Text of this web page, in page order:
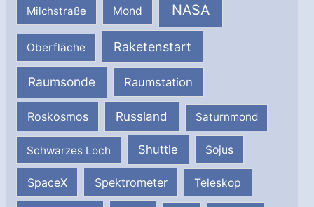
Milchstraße Mond NASA
Oberfläche Raketenstart
Raumsonde Raumstation
Roskosmos Russland Saturnmond
Schwarzes Loch Shuttle Sojus
SpaceX Spektrometer Teleskop